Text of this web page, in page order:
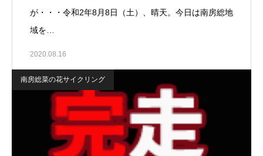
が・・・令和2年8月8日（土）、晴天。今日は南房総地
域を…
2020.08.16
南房総菜の花サイクリング